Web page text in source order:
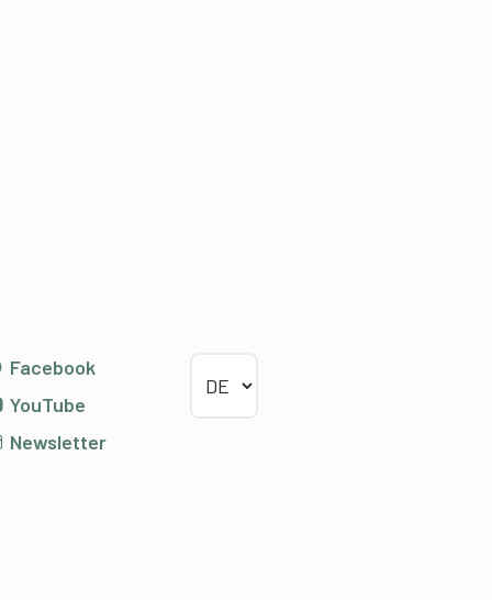
Facebook
YouTube
Newsletter